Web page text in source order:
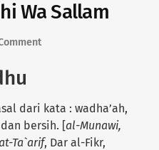
Wa Sallam
dari kata : wadha’ah,
bersih. [al-Munawi,
Ta`arif, Dar al-Fikr,